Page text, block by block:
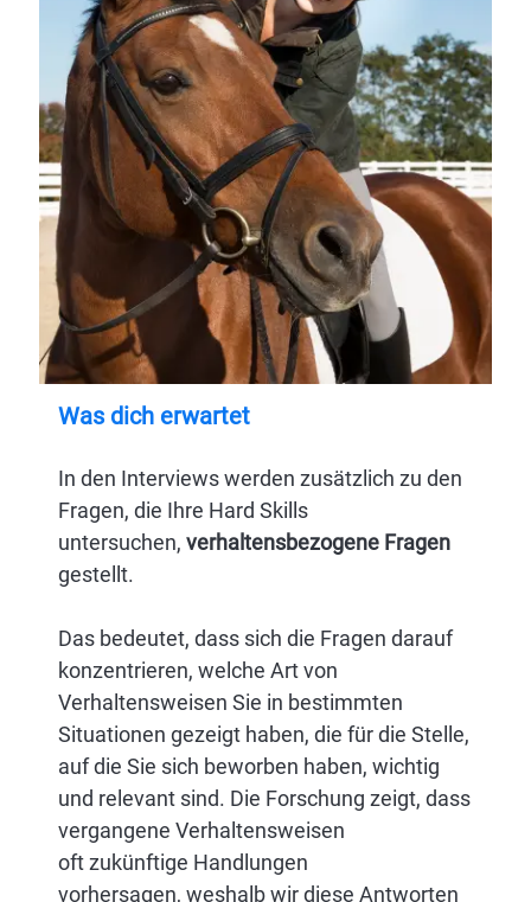
Was dich erwartet
In den Interviews werden zusätzlich zu den
Fragen, die Ihre Hard Skills
untersuchen, verhaltensbezogene Fragen
gestellt.
Das bedeutet, dass sich die Fragen darauf
konzentrieren, welche Art von
Verhaltensweisen Sie in bestimmten
Situationen gezeigt haben, die für die Stelle,
auf die Sie sich beworben haben, wichtig
und relevant sind. Die Forschung zeigt, dass
vergangene Verhaltensweisen
oft zukünftige Handlungen
vorhersagen, weshalb wir diese Antworten